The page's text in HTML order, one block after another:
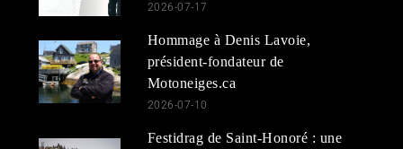
2026-07-17
Hommage à Denis Lavoie,
président-fondateur de
Motoneiges.ca
2026-07-10
Festidrag de Saint-Honoré : une